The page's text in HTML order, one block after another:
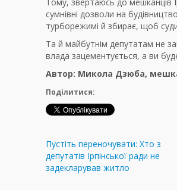
сумнівні дозволи на
турборежимі й збирає, щоб
Та й майбутнім депутатам не
влада зацементується, а ви
Автор: Микола Дзюба,
Поділитися:
Пустіть переночувати: Хто з
депутатів Ірпінської ради не
задекларував житло